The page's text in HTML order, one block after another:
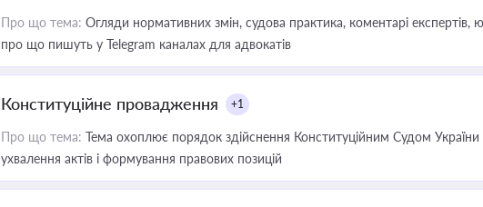
Про що тема: Огляди нормативних змін, судова практика, коментарі експертів,
про що пишуть у Telegram каналах для адвокатів
Конституційне провадження +1
Про що тема: Тема охоплює порядок здійснення Конституційним Судом
ухвалення актів і формування правових позицій